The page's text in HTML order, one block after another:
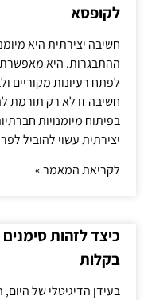
לקופסא
חשיבה יצירתית היא
ההתבגרות. היא מאפשרת
לפתח רעיונות מקוריים
חשיבה זו לא רק תורמת
בפיתוח מיומנויות
יצירתית עשוי להוביל
לקריאת המאמר »
כיצד לזהות
בקלות
בעידן הדיגיטלי של